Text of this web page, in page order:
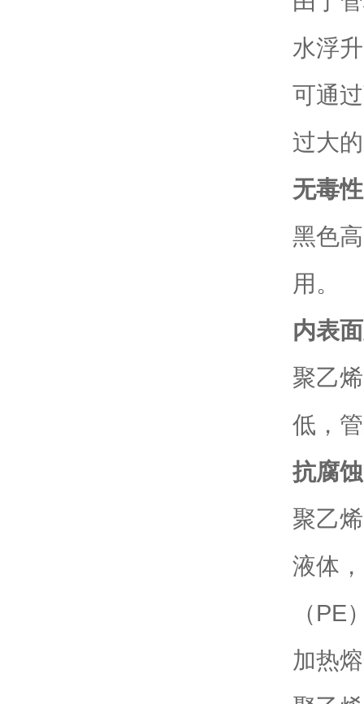
水浮
可通
过大
无毒
黑色
用。
内表
聚乙
低，
抗腐
聚乙
液体
（
加热